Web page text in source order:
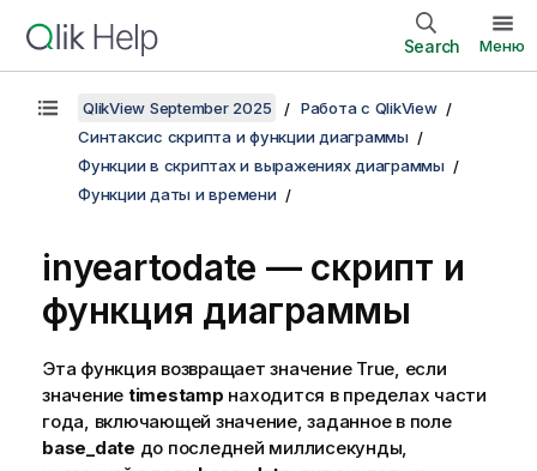
Search Меню
QlikView September 2025
Работа с QlikView
Синтаксис скрипта и функции диаграммы
Функции в скриптах и выражениях диаграммы
Функции даты и времени
inyeartodate — скрипт и
функция диаграммы
Эта функция возвращает значение True, если
значение timestamp находится в пределах части
года, включающей значение, заданное в поле
base_date до последней миллисекунды,